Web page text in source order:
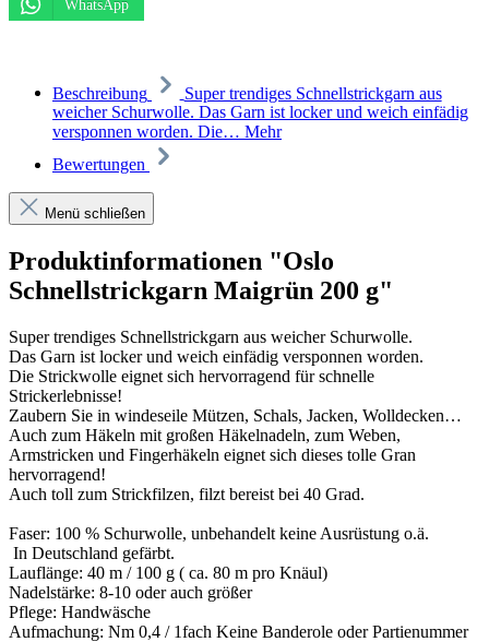
WhatsApp
Beschreibung
Super trendiges Schnellstrickgarn aus
weicher Schurwolle. Das Garn ist locker und weich einfädig
versponnen worden. Die… Mehr
Bewertungen
Menü schließen
Produktinformationen "Oslo
Schnellstrickgarn Maigrün 200 g"
Super trendiges Schnellstrickgarn aus weicher Schurwolle.
Das Garn ist locker und weich einfädig versponnen worden.
Die Strickwolle eignet sich hervorragend für schnelle
Strickerlebnisse!
Zaubern Sie in windeseile Mützen, Schals, Jacken, Wolldecken…
Auch zum Häkeln mit großen Häkelnadeln, zum Weben,
Armstricken und Fingerhäkeln eignet sich dieses tolle Gran
hervorragend!
Auch toll zum Strickfilzen, filzt bereist bei 40 Grad.
Faser: 100 % Schurwolle, unbehandelt keine Ausrüstung o.ä.
In Deutschland gefärbt.
Lauflänge: 40 m / 100 g ( ca. 80 m pro Knäul)
Nadelstärke: 8-10 oder auch größer
Pflege: Handwäsche
Aufmachung: Nm 0,4 / 1fach Keine Banderole oder Partienummer